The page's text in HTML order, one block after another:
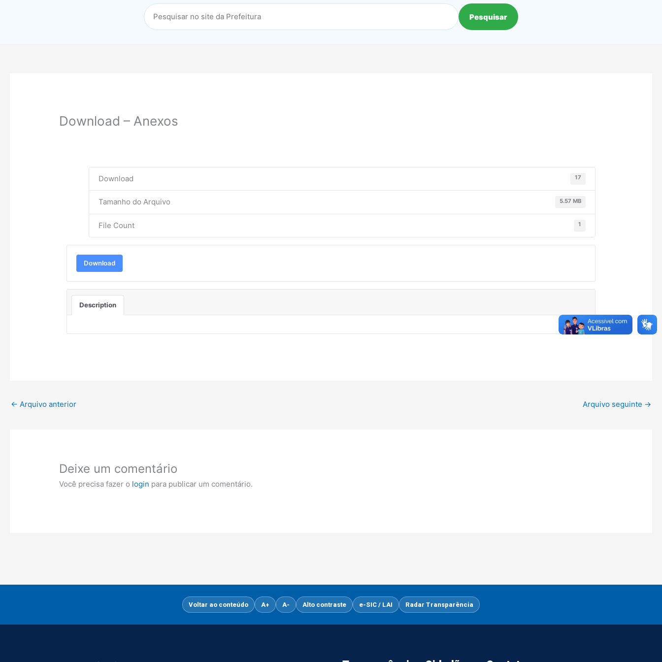
Pesquisar
Download – Anexos
Download 17
Tamanho do Arquivo 5.57 MB
File Count 1
Download
Description
← Arquivo anterior Arquivo seguinte →
Deixe um comentário
Você precisa fazer o login para publicar um comentário.
Voltar ao conteúdo A+ A- Alto contraste e-SIC / LAI Radar Transparência